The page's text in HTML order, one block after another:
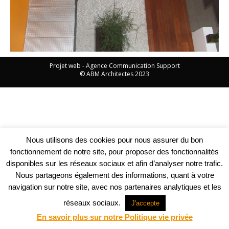
Projet web -Agence Communication Support
© ABM Architectes 2023
Nous utilisons des cookies pour nous assurer du bon
fonctionnement de notre site, pour proposer des fonctionnalités
disponibles sur les réseaux sociaux et afin d’analyser notre trafic.
Nous partageons également des informations, quant à votre
navigation sur notre site, avec nos partenaires analytiques et les
réseaux sociaux.
J'accepte
En savoir plus sur notre Politique vie privée